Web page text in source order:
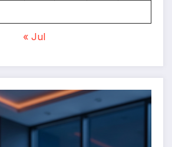
« Jul